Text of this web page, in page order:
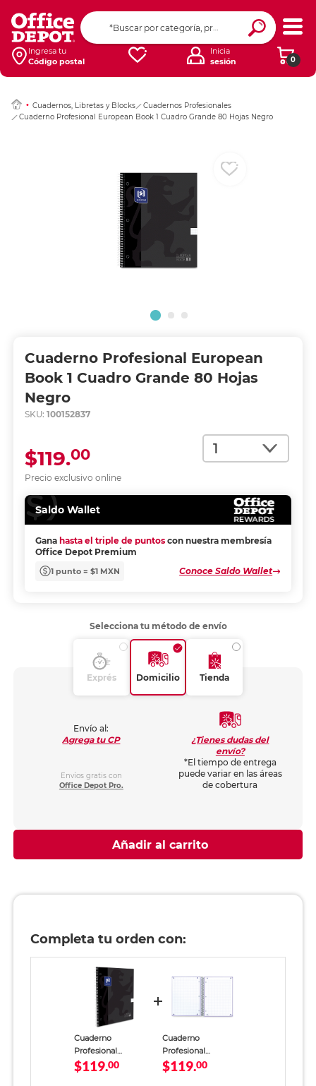
Ingresa tu
Código postal
0
Inicia
sesión
Cuadernos, Libretas y Blocks
Cuadernos Profesionales
Cuaderno Profesional European Book 1 Cuadro Grande 80 Hojas Negro
Cuaderno Profesional European
Book 1 Cuadro Grande 80 Hojas
Negro
SKU: 100152837
Cantidad
Precio exclusivo online
$119.00
Saldo Wallet
Gana hasta el triple de puntos con nuestra membresía
Office Depot Premium
1 punto = $1 MXN Conoce Saldo Wallet
Ingresar Codigo
Selecciona tu método de envío
Exprés Domicilio Tienda
Envío al:
Agrega tu CP
Envíos gratis con
Office Depot Pro.
¿Tienes dudas del
envío?
*El tiempo de entrega
puede variar en las áreas
de cobertura
Añadir al carrito
Completa tu orden con:
Cuaderno
Profesional
European Book 1
$119.00
Cuaderno
Profesional
European Book 1
$119.00